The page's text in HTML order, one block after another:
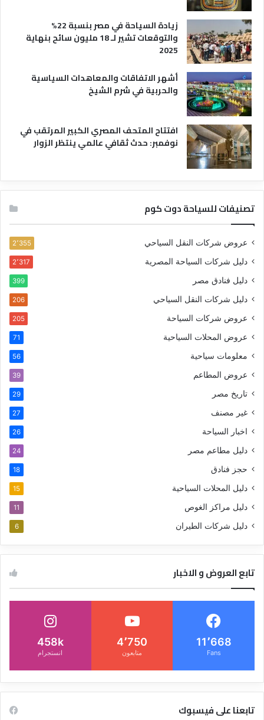
زيادة السياحة في مصر بنسبة 22%
والتوقعات تشير لـ 18 مليون سائح بنهاية
2025
أشهر الاتفاقات والمعاهدات السياسية
والحربية في شرم الشيخ
افتتاح المتحف المصري الكبير المرتقب في
نوفمبر: حدث ثقافي عالمي ينتظر الزوار
تصنيفات للسياحة دوت كوم
عروض شركات النقل السياحي 2٬355
دليل شركات السياحة المصرية 2٬317
دليل فنادق مصر 399
دليل شركات النقل السياحي 206
عروض شركات السياحة 205
عروض المحلات السياحية 71
معلومات سياحية 56
عروض المطاعم 39
تاريخ مصر 29
غير مصنف 27
اخبار السياحة 26
دليل مطاعم مصر 24
حجز فنادق 18
دليل المحلات السياحية 15
دليل مراكز الغوص 11
دليل شركات الطيران 6
تابع العروض و الاخبار
11٬668
Fans
4٬750
متابعون
458k
انستجرام
تابعنا على فيسبوك